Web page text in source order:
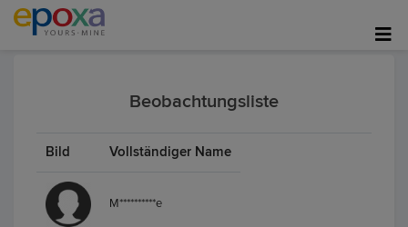
Beobachtungsliste
Bild Vollständiger Name
M**********e